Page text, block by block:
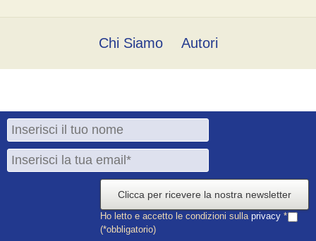
Chi Siamo Autori
Clicca per ricevere la nostra newsletter
Ho letto e accetto le condizioni sulla privacy *
(*obbligatorio)